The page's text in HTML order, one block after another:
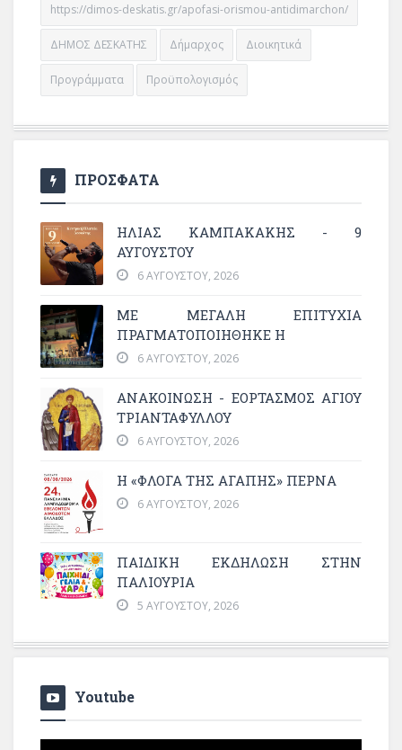
https://dimos-deskatis.gr/apofasi-orismou-antidimarchon/
ΔΗΜΟΣ ΔΕΣΚΑΤΗΣ Δήμαρχος Διοικητικά
Προγράμματα Προϋπολογισμός
ΠΡΟΣΦΑΤΑ
ΗΛΙΑΣ ΚΑΜΠΑΚΑΚΗΣ - 9
ΑΥΓΟΥΣΤΟΥ
6 ΑΥΓΟΎΣΤΟΥ, 2026
ΜΕ ΜΕΓΆΛΗ ΕΠΙΤΥΧΊΑ
ΠΡΑΓΜΑΤΟΠΟΙΉΘΗΚΕ Η
6 ΑΥΓΟΎΣΤΟΥ, 2026
ΑΝΑΚΟΙΝΩΣΗ - ΕΟΡΤΑΣΜΟΣ ΑΓΙΟΥ
ΤΡΙΑΝΤΑΦΥΛΛΟΥ
6 ΑΥΓΟΎΣΤΟΥ, 2026
Η «ΦΛΌΓΑ ΤΗΣ ΑΓΆΠΗΣ» ΠΕΡΝΆ
6 ΑΥΓΟΎΣΤΟΥ, 2026
ΠΑΙΔΙΚΗ ΕΚΔΗΛΩΣΗ ΣΤΗΝ
ΠΑΛΙΟΥΡΙΑ
5 ΑΥΓΟΎΣΤΟΥ, 2026
Youtube